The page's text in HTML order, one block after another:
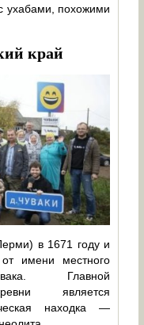
ухабами, похожими
край
в 1671 году и
имени местного
Главной
является
находка —